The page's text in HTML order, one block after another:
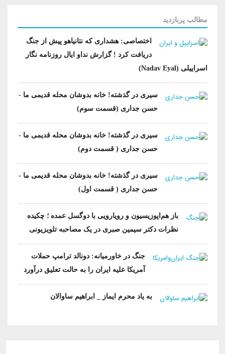
مطالب پربازدید
اختصاصی: هشداری که نتانیاهو پیش از جنگ
دریافت کرد ! گزارش نداو ایال روزنامه نگار
اسراییلی (Nadav Eyal)
سیری در گذشته! خانه بدوشان محله قدیمی ما -
حسن جداری (قسمت سوم)
سیری در گذشته! خانه بدوشان محله قدیمی ما -
حسن جداری ( قسمت دوم)
سیری در گذشته! خانه بدوشان محله قدیمی ما -
حسن جداری ( قسمت اول)
باز هم‌اپوزیسیون‌ و رویارویی با ‌دو‌گسل عمده ؛ چکیده
نظرات دکتر سیمین صبری در یک مصاحبه تلویزیونی
جنگ در خاورمیانه: دونالد ترامپ حملات
آمریکا علیه ایران را به حالت تعلیق درآورد
به یاد محرم ایماز _ ابراهیم ساوالان